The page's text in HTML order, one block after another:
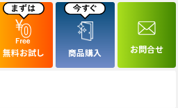
無料お試し 商品購入 お問合せ